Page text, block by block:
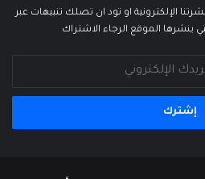
الإلكترونية او تود ان تصلك تنبيهات عبر
ينشرها الموقع الرجاء الاشتراك